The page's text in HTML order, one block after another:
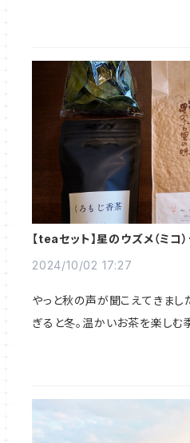
【teaセット】星のウズメ（ミコ
2024/10/02 17:27
やっと秋の声が聞こえてきまし
ぎると冬。温かいお茶を楽しむ